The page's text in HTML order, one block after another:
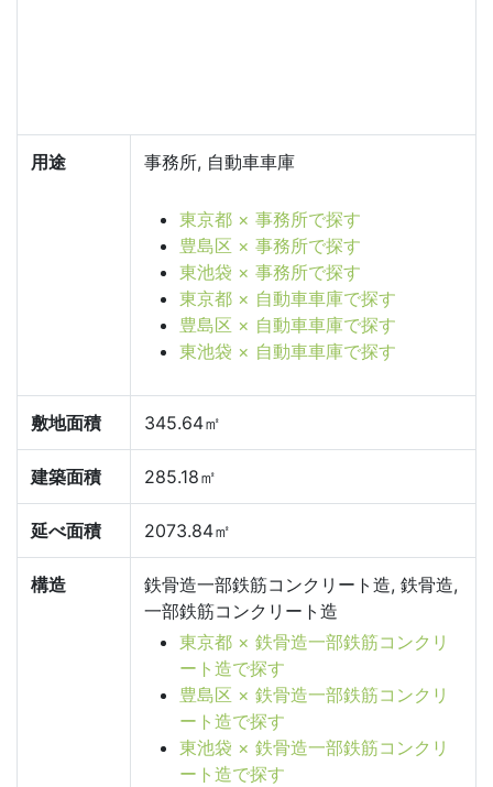
用途 事務所, 自動車車庫
東京都 × 事務所で探す
豊島区 × 事務所で探す
東池袋 × 事務所で探す
東京都 × 自動車車庫で探す
豊島区 × 自動車車庫で探す
東池袋 × 自動車車庫で探す
敷地面積 345.64㎡
建築面積 285.18㎡
延べ面積 2073.84㎡
構造
鉄骨造一部鉄筋コンクリート造, 鉄骨造,
一部鉄筋コンクリート造
東京都 × 鉄骨造一部鉄筋コンクリ
ート造で探す
豊島区 × 鉄骨造一部鉄筋コンクリ
ート造で探す
東池袋 × 鉄骨造一部鉄筋コンクリ
ート造で探す